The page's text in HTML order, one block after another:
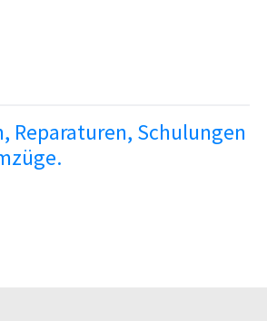
Reparaturen, Schulungen